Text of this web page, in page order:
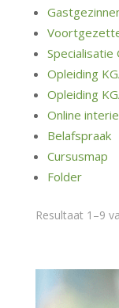
Opleiding
Opleiding
Online
Belafspraak
Cursusmap
Folder
Resultaat 1–9